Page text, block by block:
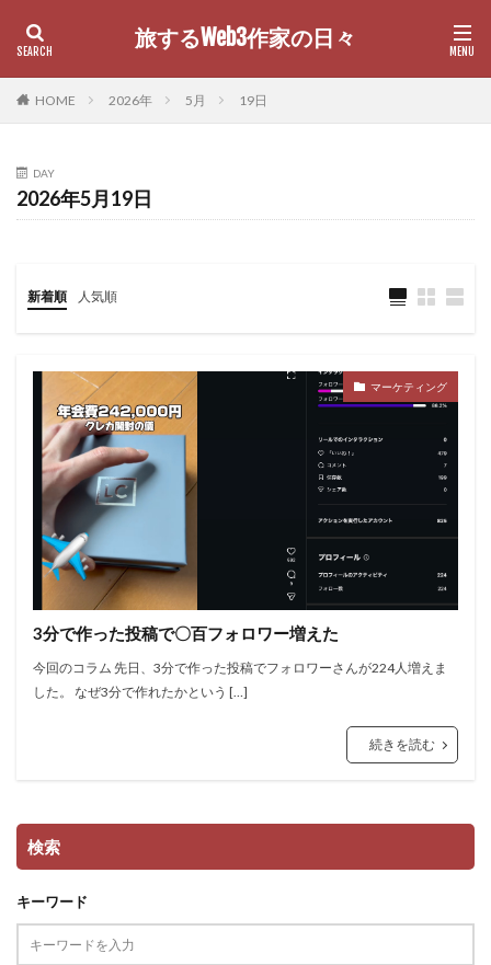
旅するWeb3作家の日々
HOME 2026年 5月 19日
DAY
2026年5月19日
新着順 人気順
マーケティング
3分で作った投稿で〇百フォロワー増えた
今回のコラム 先日、3分で作った投稿でフォロワーさんが224人増えま
した。 なぜ3分で作れたかという […]
続きを読む
検索
キーワード